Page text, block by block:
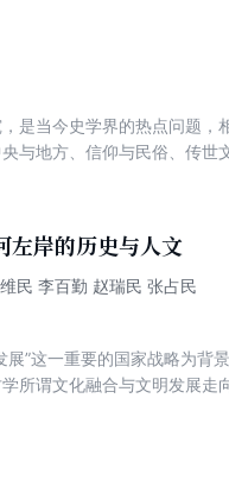
是当今史学界的热点问题
与地方、信仰与民俗、传
结构、阶级关系以及秦政对
不少富有建设性的新见解。
左岸的历史与人文
民 李百勤 赵瑞民 张占民
展”这一重要的国家战略为
所谓文化融合与文明发展走